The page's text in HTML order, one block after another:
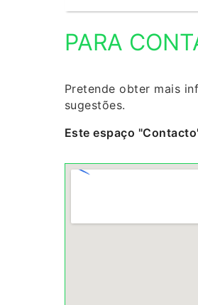
PARA
Pretende obter mais
sugestões.
Este espaço